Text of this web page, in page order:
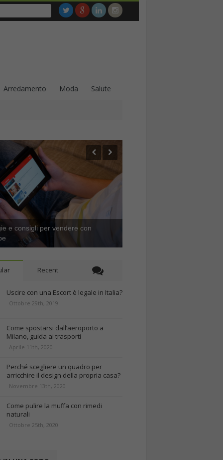
Arredamento Moda Salute
e consigli per vendere con
Recent
Uscire con una Escort è legale in Italia?
Ottobre 29th, 2019
Come spostarsi dall’aeroporto a
Milano, guida ai trasporti
Aprile 11th, 2020
Perché scegliere un quadro per
arricchire il design della propria casa?
Novembre 13th, 2020
Come pulire la muffa con rimedi
naturali
Ottobre 25th, 2020